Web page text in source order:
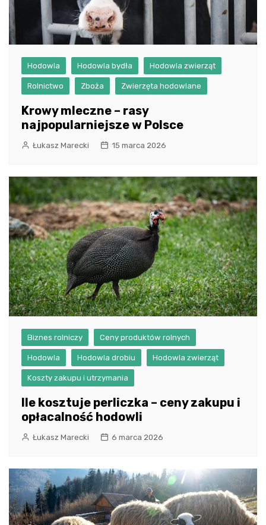
Hodowla Hodowla bydła Hodowla zwierząt
Rolnictwo Zboża Zwierzęta hodowlane
Krowy mleczne – rasy
najpopularniejsze w Polsce
Łukasz Marecki 15 marca 2026
Biznes rolniczy Ceny produktów rolnych
Hodowla Hodowla drobiu Hodowla zwierząt
Koszty zakupu i utrzymania
Ile kosztuje perliczka – ceny zakupu i
opłacalność hodowli
Łukasz Marecki 6 marca 2026